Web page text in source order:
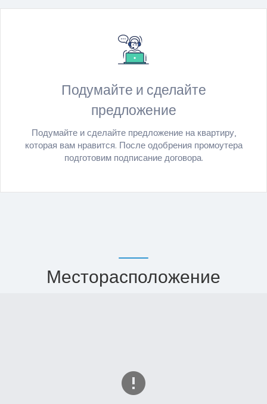
Подумайте и сделайте
предложение
Подумайте и сделайте предложение на квартиру,
которая вам нравится. После одобрения промоутера
подготовим подписание договора.
Месторасположение